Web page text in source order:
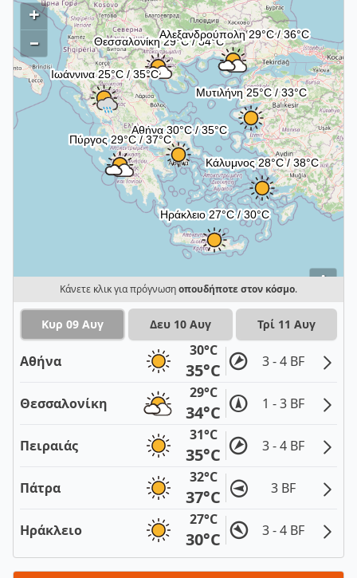
i
+
–
Κάνετε κλικ για πρόγνωσηοπουδήποτε στον κόσμο.
Κυρ 09 Αυγ Δευ 10 Αυγ Τρί 11 Αυγ
Αθήνα
30°C
35°C 3 - 4 BF
Θεσσαλονίκη
29°C
34°C 1 - 3 BF
Πειραιάς
31°C
35°C 3 - 4 BF
Πάτρα
32°C
37°C 3 BF
Ηράκλειο
27°C
30°C 3 - 4 BF